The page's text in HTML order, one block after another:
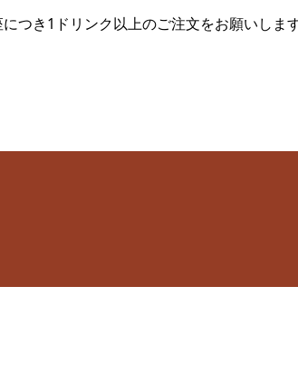
つき1ドリンク以上のご注文をお願いしま